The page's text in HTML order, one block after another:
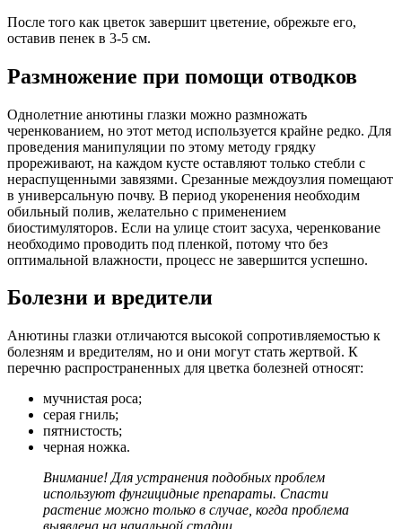
После того как цветок завершит цветение, обрежьте его,
оставив пенек в 3-5 см.
Размножение при помощи отводков
Однолетние анютины глазки можно размножать
черенкованием, но этот метод используется крайне редко. Для
проведения манипуляции по этому методу грядку
прореживают, на каждом кусте оставляют только стебли с
нераспущенными завязями. Срезанные междоузлия помещают
в универсальную почву. В период укоренения необходим
обильный полив, желательно с применением
биостимуляторов. Если на улице стоит засуха, черенкование
необходимо проводить под пленкой, потому что без
оптимальной влажности, процесс не завершится успешно.
Болезни и вредители
Анютины глазки отличаются высокой сопротивляемостью к
болезням и вредителям, но и они могут стать жертвой. К
перечню распространенных для цветка болезней относят:
мучнистая роса;
серая гниль;
пятнистость;
черная ножка.
Внимание! Для устранения подобных проблем
используют фунгицидные препараты. Спасти
растение можно только в случае, когда проблема